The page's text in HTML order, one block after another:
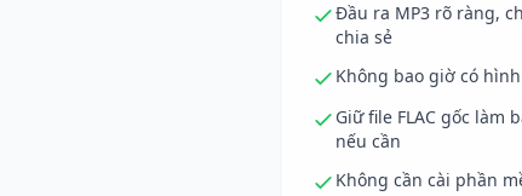
Đầu ra MP3 rõ ràng,
chia sẻ
Không bao giờ có
Giữ file FLAC gốc làm
nếu cần
Không cần cài phần